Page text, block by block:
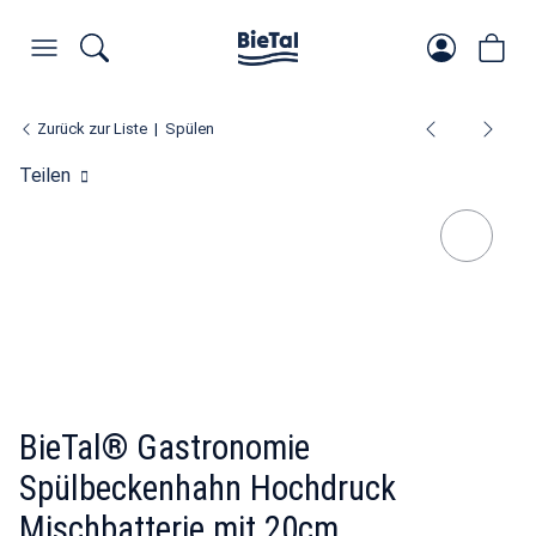
Zurück zur Liste Spülen
BieTal® Gastronomie
Spülbeckenhahn Hochdruck
Teilen